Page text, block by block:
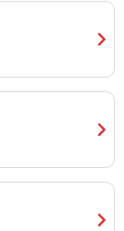
chevron_right
chevron_right
chevron_right